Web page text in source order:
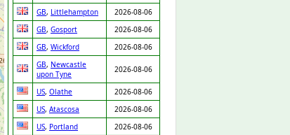
GB, Littlehampton
2026-08-06
GB, Gosport
2026-08-06
GB, Wickford
2026-08-06
GB, Newcastle
upon Tyne
2026-08-06
US, Olathe
2026-08-06
US, Atascosa
2026-08-06
US, Portland
2026-08-06